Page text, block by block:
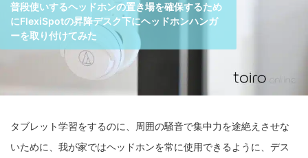
普段使いするヘッドホンの置き場を確保するため
にFlexiSpotの昇降デスク下にヘッドホンハンガ
ーを取り付けてみた
タブレット学習をするのに、周囲の騒音で集中力を途絶えさせな
いために、我が家ではヘッドホンを常に使用できるように、デス